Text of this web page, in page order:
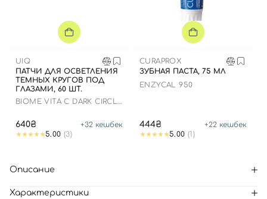
UIQ
ПАТЧИ ДЛЯ ОСВЕТЛЕНИЯ
ТЕМНЫХ КРУГОВ ПОД
ГЛАЗАМИ, 60 ШТ.
BIOME VITA C DARK CIRCLE
640₴ +32 кешбек
5.00 (3)
CURAPROX
ЗУБНАЯ ПАСТА, 75 МЛ
ENZYCAL 950
444₴ +22 кешбек
5.00 (1)
Описание
Характеристики